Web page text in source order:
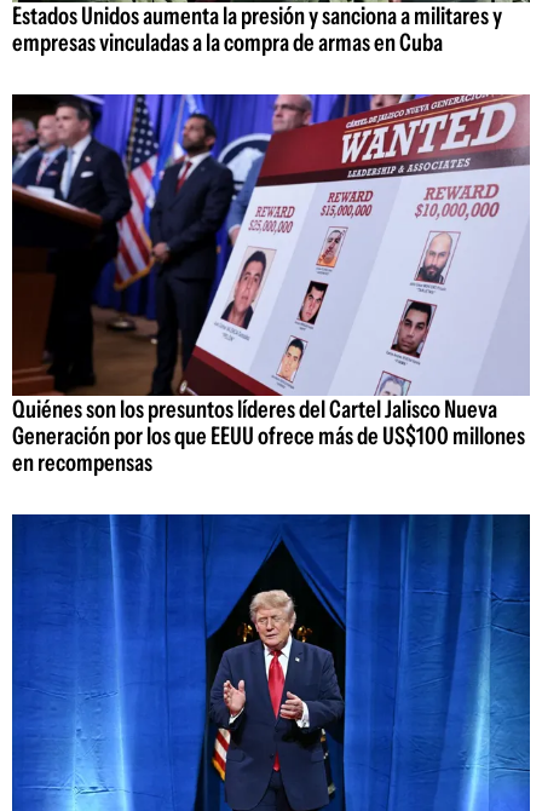
Estados Unidos aumenta la presión y sanciona a militares y
empresas vinculadas a la compra de armas en Cuba
Quiénes son los presuntos líderes del Cartel Jalisco Nueva
Generación por los que EEUU ofrece más de US$100 millones
en recompensas